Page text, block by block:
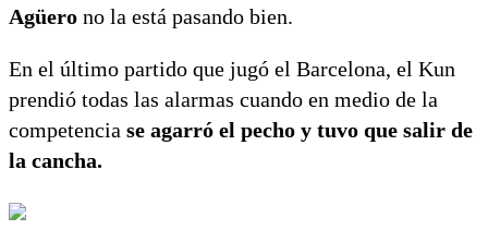
Agüero no la está pasando bien.
En el último partido que jugó el Barcelona, el Kun
prendió todas las alarmas cuando en medio de la
competencia se agarró el pecho y tuvo que salir de
la cancha.